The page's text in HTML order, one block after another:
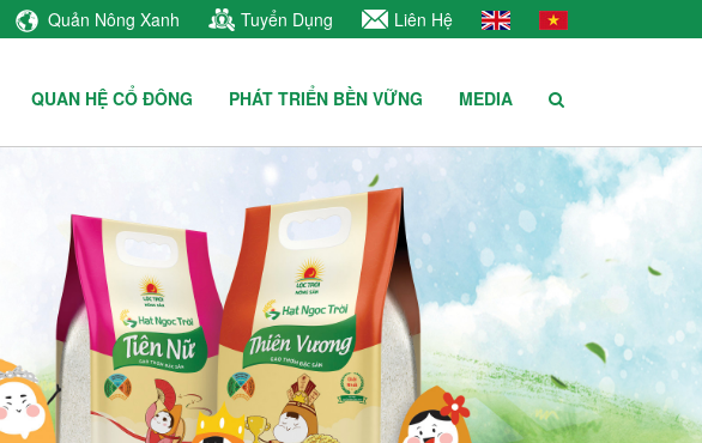
Quản Nông Xanh Tuyển Dụng Liên Hệ
QUAN HỆ CỔ ĐÔNG PHÁT TRIỂN BỀN VỮNG MEDIA